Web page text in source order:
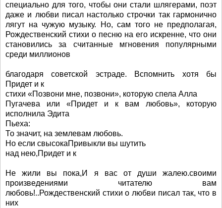
специально для того, чтобы они стали шлягерами, поэт
даже и любви писал настолько строчки так гармонично
лягут на чужую музыку. Но, сам того не предполагая,
Рождественский стихи о песню на его искренне, что они
становились за считанные мгновения популярными
среди миллионов
благодаря советской эстраде. Вспомнить хотя бы
Придет и к
стихи «Позвони мне, позвони», которую спела Алла
Пугачева или «Придет и к вам любовь», которую
исполнила Эдита
Пьеха:
То значит, на землевам любовь.
Но если свысокаПривыкли вы шутить
над нею,Придет и к
Не жили вы пока,И я вас от души жалею.своими
произведениями читателю вам
любовь!..Рождественский стихи о любви писал так, что в
них